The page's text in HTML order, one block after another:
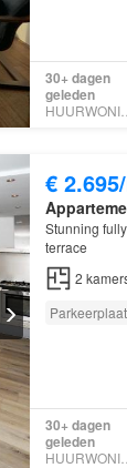
30+ dagen
geleden
HUURWONINGEN
€
Stunning
terrace
2
30+ dagen
geleden
HUURWONINGEN